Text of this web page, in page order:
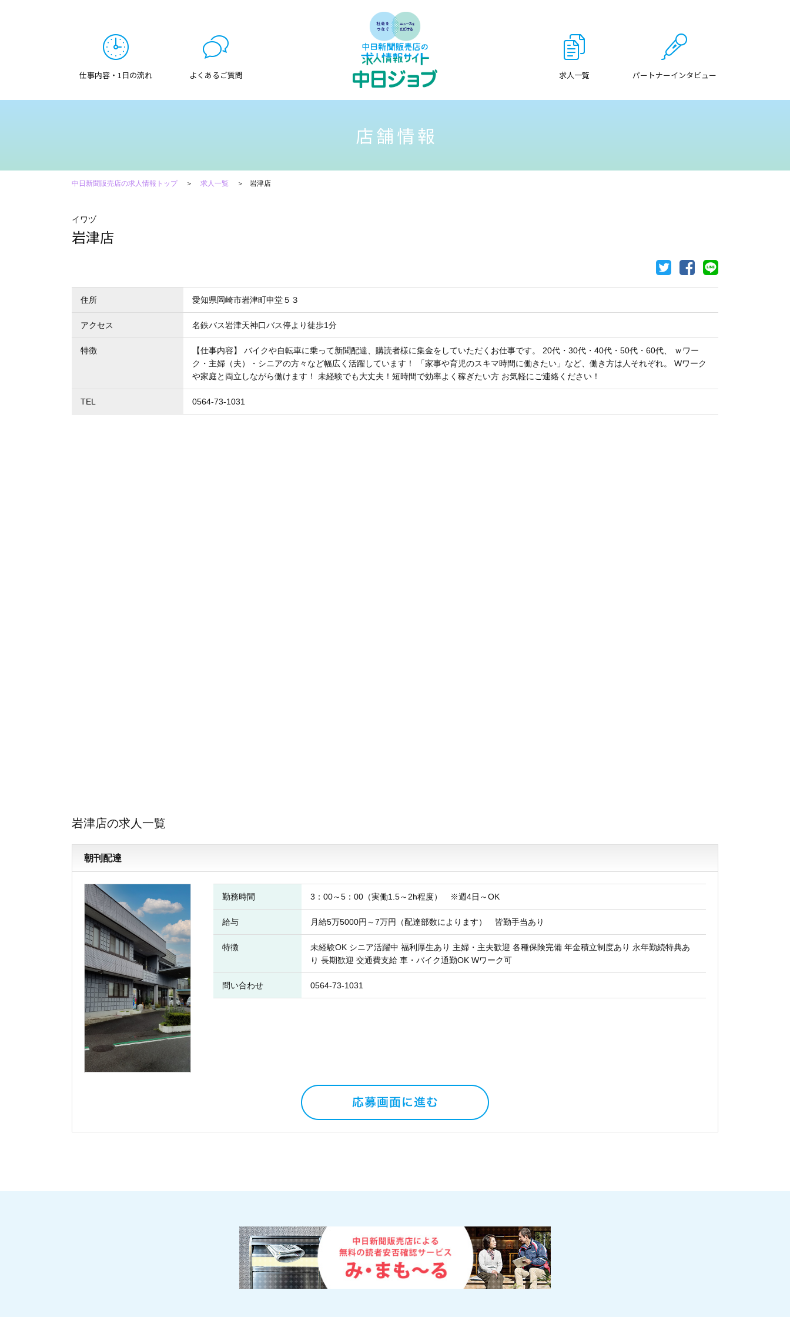
仕事内容・1日の流れ よくあるご質問 求人一覧 パートナーインタビュー
店舗情報
中日新聞販売店の求人情報トップ 求人一覧 岩津店
イワヅ
岩津店
住所 愛知県岡崎市岩津町申堂５３
アクセス 名鉄バス岩津天神口バス停より徒歩1分
特徴
【仕事内容】 バイクや自転車に乗って新聞配達、購読者様に集金をしていただくお仕事です。 20代・30代・40代・50代・60代、 ｗワー
ク・主婦（夫）・シニアの方々など幅広く活躍しています！ 「家事や育児のスキマ時間に働きたい」など、働き方は人それぞれ。 Wワーク
や家庭と両立しながら働けます！ 未経験でも大丈夫！短時間で効率よく稼ぎたい方 お気軽にご連絡ください！
TEL 0564-73-1031
岩津店の求人一覧
朝刊配達
勤務時間 3：00～5：00（実働1.5～2h程度） ※週4日～OK
給与 月給5万5000円～7万円（配達部数によります） 皆勤手当あり
特徴
未経験OK シニア活躍中 福利厚生あり 主婦・主夫歓迎 各種保険完備 年金積立制度あり 永年勤続特典あ
り 長期歓迎 交通費支給 車・バイク通勤OK Wワーク可
問い合わせ 0564-73-1031